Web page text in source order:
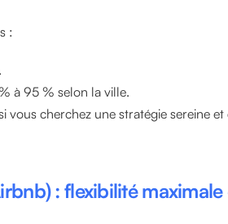
:
à 95 % selon la ville.
vous cherchez une stratégie sereine
: flexibilité